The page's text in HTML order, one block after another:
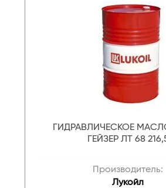
ГИДРАВЛИЧЕСКОЕ
ГЕЙЗЕР ЛТ 68
Производитель:
Лукойл